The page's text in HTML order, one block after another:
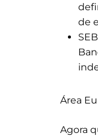
de
Área
Agora